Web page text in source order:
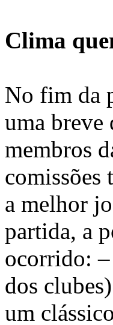
Clima
No fim da
uma breve
membros
comissões
a melhor
partida, a
ocorrido: –
dos
um